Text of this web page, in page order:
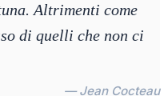
Altrimenti come
di quelli che non ci
— Jean Cocteau